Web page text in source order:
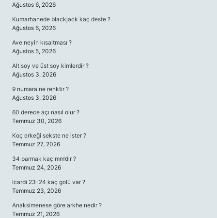
Ağustos 6, 2026
Kumarhanede blackjack kaç deste ?
Ağustos 6, 2026
Ave neyin kısaltması ?
Ağustos 5, 2026
Alt soy ve üst soy kimlerdir ?
Ağustos 3, 2026
9 numara ne renktir ?
Ağustos 3, 2026
60 derece açı nasıl olur ?
Temmuz 30, 2026
Koç erkeği sekste ne ister ?
Temmuz 27, 2026
34 parmak kaç mm’dir ?
Temmuz 24, 2026
Icardi 23-24 kaç golü var ?
Temmuz 23, 2026
Anaksimenese göre arkhe nedir ?
Temmuz 21, 2026